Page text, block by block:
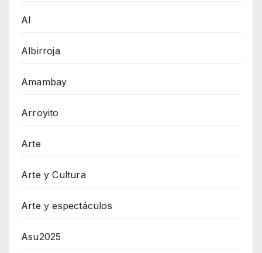
AI
Albirroja
Amambay
Arroyito
Arte
Arte y Cultura
Arte y espectáculos
Asu2025